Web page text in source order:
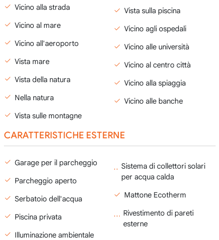
Vicino alla strada
Vicino al mare
Vicino all'aeroporto
Vista mare
Vista della natura
Nella natura
Vista sulle montagne
Vista sulla piscina
Vicino agli ospedali
Vicino alle università
Vicino al centro città
Vicino alla spiaggia
Vicino alle banche
CARATTERISTICHE ESTERNE
Garage per il parcheggio
Parcheggio aperto
Serbatoio dell'acqua
Piscina privata
Illuminazione ambientale
Sistema di collettori solari
per acqua calda
Mattone Ecotherm
Rivestimento di pareti
esterne